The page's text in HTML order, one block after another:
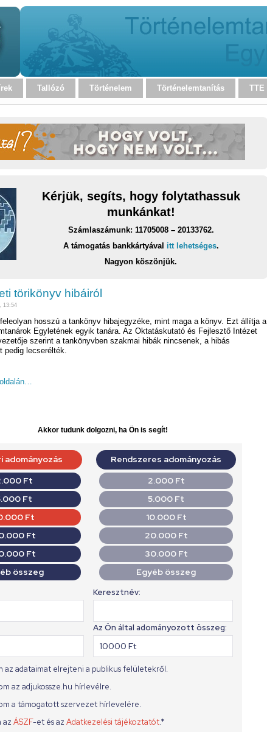
Tallózó Történelem Történelemtanítás TTE
Kérjük, segíts, hogy folytathassuk
munkánkat!
Számlaszámunk: 11705008 – 20133762.
A támogatás bankkártyával itt lehetséges.
Nagyon köszönjük.
törikönyv hibáiról
13:54
hosszú a tankönyv hibajegyzéke, mint maga a könyv. Ezt állítja a
Egyletének egyik tanára. Az Oktatáskutató és Fejlesztő Intézet
szerint a tankönyvben szakmai hibák nincsenek, a hibás
pedig lecserélték.
Akkor tudunk dolgozni, ha Ön is segít!